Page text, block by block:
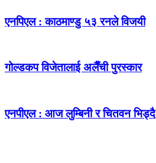
एनपिएल : काठमाण्डु ५३ रनले विजयी
गोल्डकप विजेतालाई अलैँची पुरस्कार
एनपीएल : आज लुम्बिनी र चितवन भिड्दै